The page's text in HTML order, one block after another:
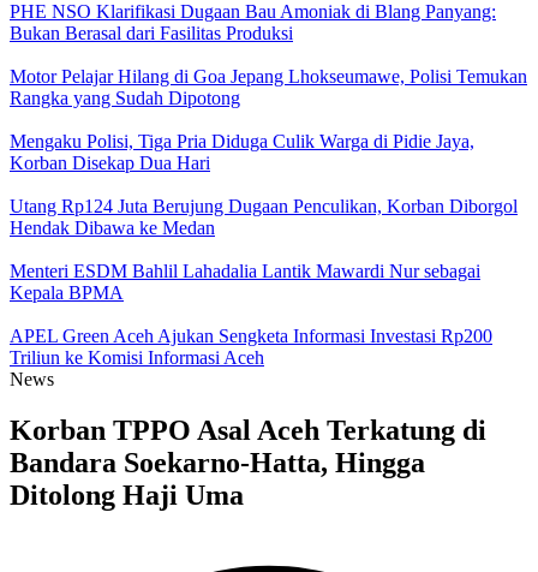
PHE NSO Klarifikasi Dugaan Bau Amoniak di Blang Panyang:
Bukan Berasal dari Fasilitas Produksi
Motor Pelajar Hilang di Goa Jepang Lhokseumawe, Polisi Temukan
Rangka yang Sudah Dipotong
Mengaku Polisi, Tiga Pria Diduga Culik Warga di Pidie Jaya,
Korban Disekap Dua Hari
Utang Rp124 Juta Berujung Dugaan Penculikan, Korban Diborgol
Hendak Dibawa ke Medan
Menteri ESDM Bahlil Lahadalia Lantik Mawardi Nur sebagai
Kepala BPMA
APEL Green Aceh Ajukan Sengketa Informasi Investasi Rp200
Triliun ke Komisi Informasi Aceh
News
Korban TPPO Asal Aceh Terkatung di
Bandara Soekarno-Hatta, Hingga
Ditolong Haji Uma